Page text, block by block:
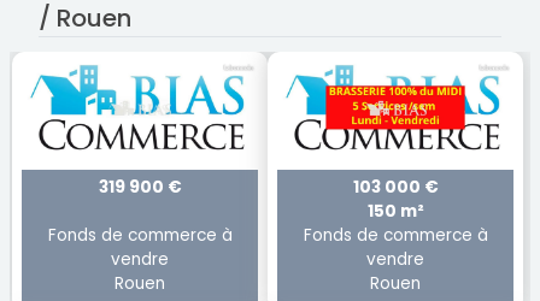
/ Rouen
319 900 €
Fonds de commerce à
vendre
Rouen
103 000 €
150 m²
Fonds de commerce à
vendre
Rouen